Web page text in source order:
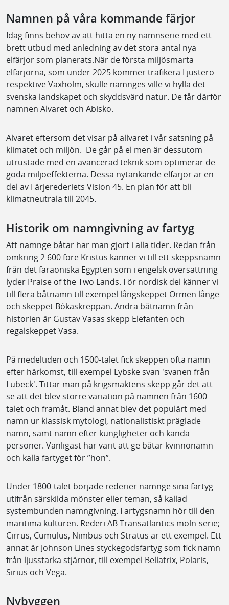
Namnen på våra kommande färjor
Idag finns behov av att hitta en ny namnserie med ett
brett utbud med anledning av det stora antal nya
elfärjor som planerats.När de första miljösmarta
elfärjorna, som under 2025 kommer trafikera Ljusterö
respektive Vaxholm, skulle namnges ville vi hylla det
svenska landskapet och skyddsvärd natur. De får därför
namnen Alvaret och Abisko.
Alvaret eftersom det visar på allvaret i vår satsning på
klimatet och miljön. De går på el men är dessutom
utrustade med en avancerad teknik som optimerar de
goda miljöeffekterna. Dessa nytänkande elfärjor är en
del av Färjerederiets Vision 45. En plan för att bli
klimatneutrala till 2045.
Historik om namngivning av fartyg
Att namnge båtar har man gjort i alla tider. Redan från
omkring 2 600 före Kristus känner vi till ett skeppsnamn
från det faraoniska Egypten som i engelsk översättning
lyder Praise of the Two Lands. För nordisk del känner vi
till flera båtnamn till exempel långskeppet Ormen långe
och skeppet Bókaskreppan. Andra båtnamn från
historien är Gustav Vasas skepp Elefanten och
regalskeppet Vasa.
På medeltiden och 1500-talet fick skeppen ofta namn
efter härkomst, till exempel Lybske svan 'svanen från
Lübeck'. Tittar man på krigsmaktens skepp går det att
se att det blev större variation på namnen från 1600-
talet och framåt. Bland annat blev det populärt med
namn ur klassisk mytologi, nationalistiskt präglade
namn, samt namn efter kungligheter och kända
personer. Vanligast har varit att ge båtar kvinnonamn
och kalla fartyget för ”hon”.
Under 1800-talet började rederier namnge sina fartyg
utifrån särskilda mönster eller teman, så kallad
systembunden namngivning. Fartygsnamn hör till den
maritima kulturen. Rederi AB Transatlantics moln-serie;
Cirrus, Cumulus, Nimbus och Stratus är ett exempel. Ett
annat är Johnson Lines styckegodsfartyg som fick namn
från ljusstarka stjärnor, till exempel Bellatrix, Polaris,
Sirius och Vega.
Nybyggen